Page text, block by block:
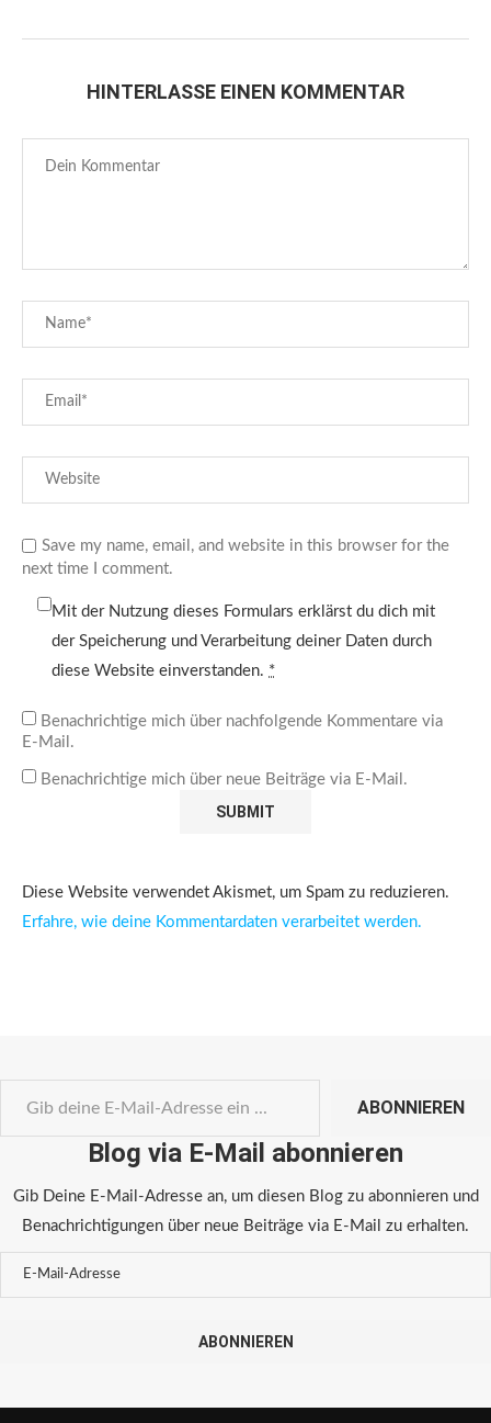
HINTERLASSE EINEN KOMMENTAR
Save my name, email, and website in this browser for the
next time I comment.
Mit der Nutzung dieses Formulars erklärst du dich mit
der Speicherung und Verarbeitung deiner Daten durch
diese Website einverstanden. *
Benachrichtige mich über nachfolgende Kommentare via
E-Mail.
Benachrichtige mich über neue Beiträge via E-Mail.
Diese Website verwendet Akismet, um Spam zu reduzieren.
Erfahre, wie deine Kommentardaten verarbeitet werden.
ABONNIEREN
Blog via E-Mail abonnieren
Gib Deine E-Mail-Adresse an, um diesen Blog zu abonnieren und
Benachrichtigungen über neue Beiträge via E-Mail zu erhalten.
ABONNIEREN